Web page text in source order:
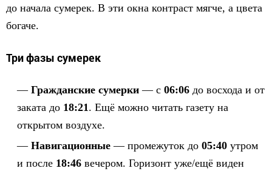
до начала сумерек. В эти окна контраст мягче, а цвета
богаче.
Три фазы сумерек
Гражданские сумерки — с 06:06 до восхода и от
заката до 18:21. Ещё можно читать газету на
открытом воздухе.
Навигационные — промежуток до 05:40 утром
и после 18:46 вечером. Горизонт уже/ещё виден